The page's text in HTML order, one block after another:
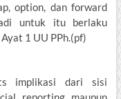
option, dan forward
untuk itu berlaku
1 UU PPh.(pf)
implikasi dari sisi